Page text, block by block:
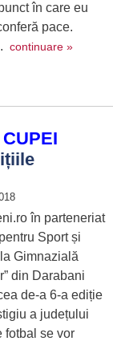
în care eu
pace.
continuare »
în parteneriat
Sport și
Gimnazială
din Darabani
de-a 6-a ediție
a județului
fotbal se vor